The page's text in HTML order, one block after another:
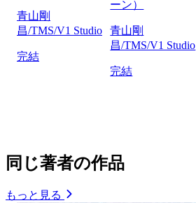
青山剛
昌/TMS/V1 Studio
完結
ーン）
青山剛
昌/TMS/V1 Studio
完結
同じ著者の作品
もっと見る